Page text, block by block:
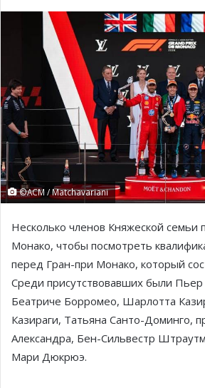
©ACM / Matchavariani
Несколько членов Княжеской семьи
Монако, чтобы посмотреть
перед Гран-при Монако, который
Среди присутствовавших были Пьер
Беатриче Борромео, Шарлотта
Казираги, Татьяна Санто-Доминго,
Александра, Бен-Сильвестр
Мари Дюкрюэ.